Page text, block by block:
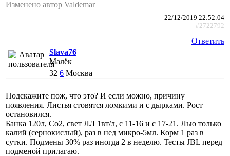
Изменено автор Valdemar
22/12/2019 22:52:04
#2722792
Ответить
Slava76
Малёк
32 6 Москва
Подскажите пож, что это? И если можно, причину
появления. Листья стовятся ломкими и с дырками. Рост
остановился.
Банка 120л, Co2, свет ЛЛ 1вт/л, с 11-16 и с 17-21. Лью только
калий (сернокислый), раз в нед микро-5мл. Корм 1 раз в
сутки. Подмены 30% раз иногда 2 в неделю. Тесты JBL перед
подменой прилагаю.